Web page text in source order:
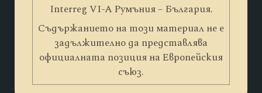
Interreg VI-A Румъния – България.
Съдържанието на този материал не е
задължително да представлява
официалната позиция на Европейския
съюз.